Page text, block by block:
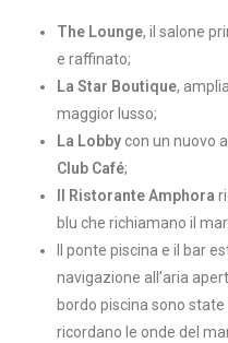
The Lounge, il salone
e raffinato;
La Star Boutique,
maggior lusso;
La Lobby con un nuovo
Club Café;
Il Ristorante Amphora
blu che richiamano il
Il ponte piscina e il bar
navigazione all’aria
bordo piscina sono
ricordano le onde del